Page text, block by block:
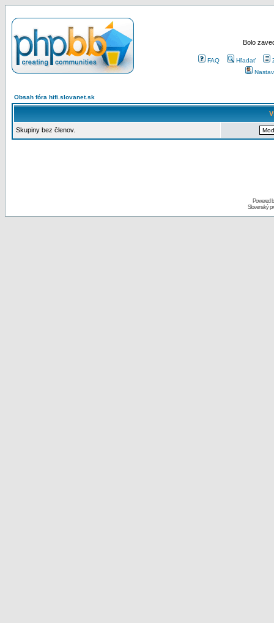
Bolo
FAQ Hľadať
Obsah fóra hifi.slovanet.sk
Skupiny bez členov.
Powered
Slovenský